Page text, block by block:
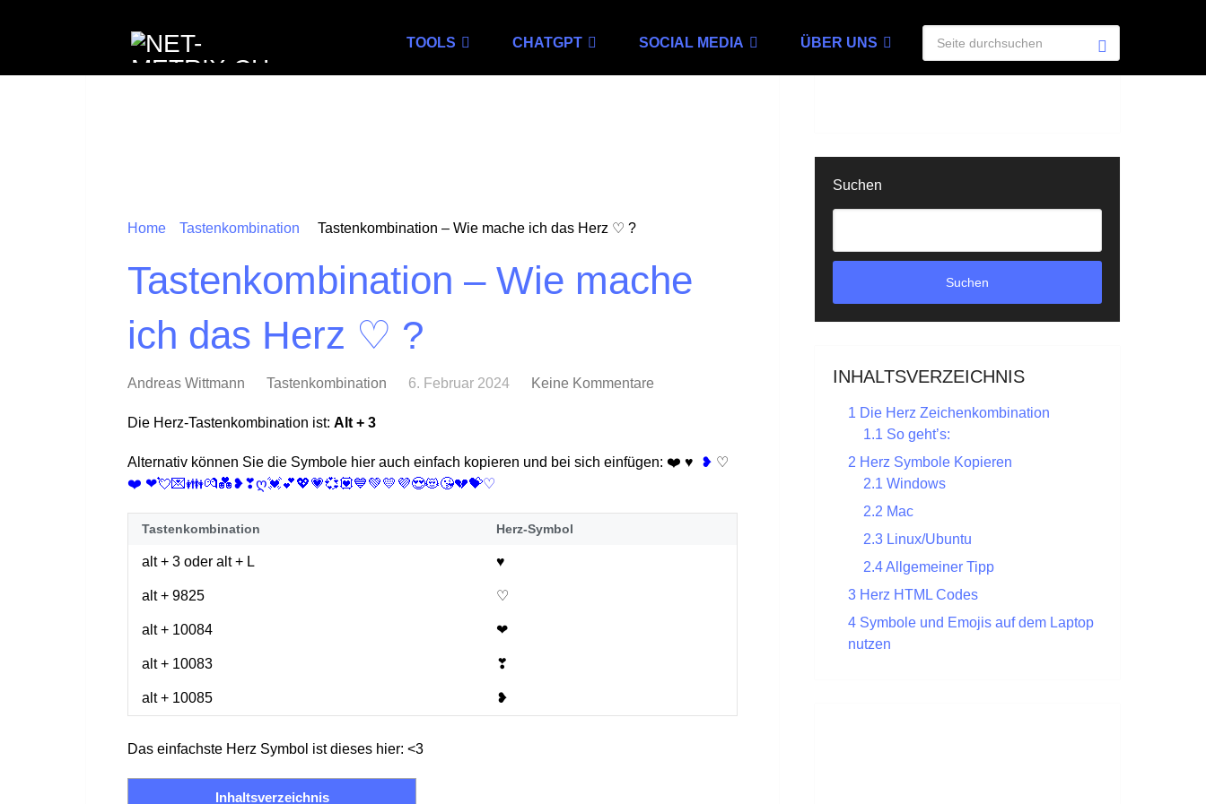
TOOLS CHATGPT SOCIAL MEDIA ÜBER UNS
Home Tastenkombination Tastenkombination – Wie mache ich das Herz ♡ ?
Tastenkombination – Wie mache
ich das Herz ♡ ?
Andreas Wittmann Tastenkombination 6. Februar 2024 Keine Kommentare
Die Herz-Tastenkombination ist: Alt + 3
Alternativ können Sie die Symbole hier auch einfach kopieren und bei sich einfügen: ❤️ ♥ ❥ ♡
❤️ ❤💘💌👪💏💑❥❣ღ💓💕💖💗💞💟💙💚💛💜😍😻😘💔💝♡
Tastenkombination Herz-Symbol
alt+ 3 oder alt+ L ♥
alt+ 9825 ♡
alt+ 10084 ❤
alt+ 10083 ❣
alt+ 10085 ❥
Das einfachste Herz Symbol ist dieses hier: <3
Inhaltsverzeichnis
Suchen
Suchen
INHALTSVERZEICHNIS
1 Die Herz Zeichenkombination
1.1 So geht’s:
2 Herz Symbole Kopieren
2.1 Windows
2.2 Mac
2.3 Linux/Ubuntu
2.4Allgemeiner Tipp
3 Herz HTML Codes
4 Symbole und Emojis auf dem Laptop
nutzen